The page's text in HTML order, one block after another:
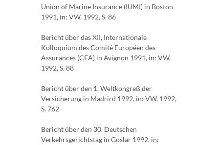
Union of Marine Insurance (IUMI) in Boston
1991, in: VW, 1992, S. 86
Bericht über das XII, Internationale
Kolloquium des Comité Européen des
Assurances (CEA) in Avignon 1991, in: VW,
1992, S. 88
Bericht über den 1. Weltkongreß der
Versicherung in Madrird 1992, in: VW, 1992,
S. 762
Bericht über den 30. Deutschen
Verkehrsgerichtstag in Goslar 1992, in: